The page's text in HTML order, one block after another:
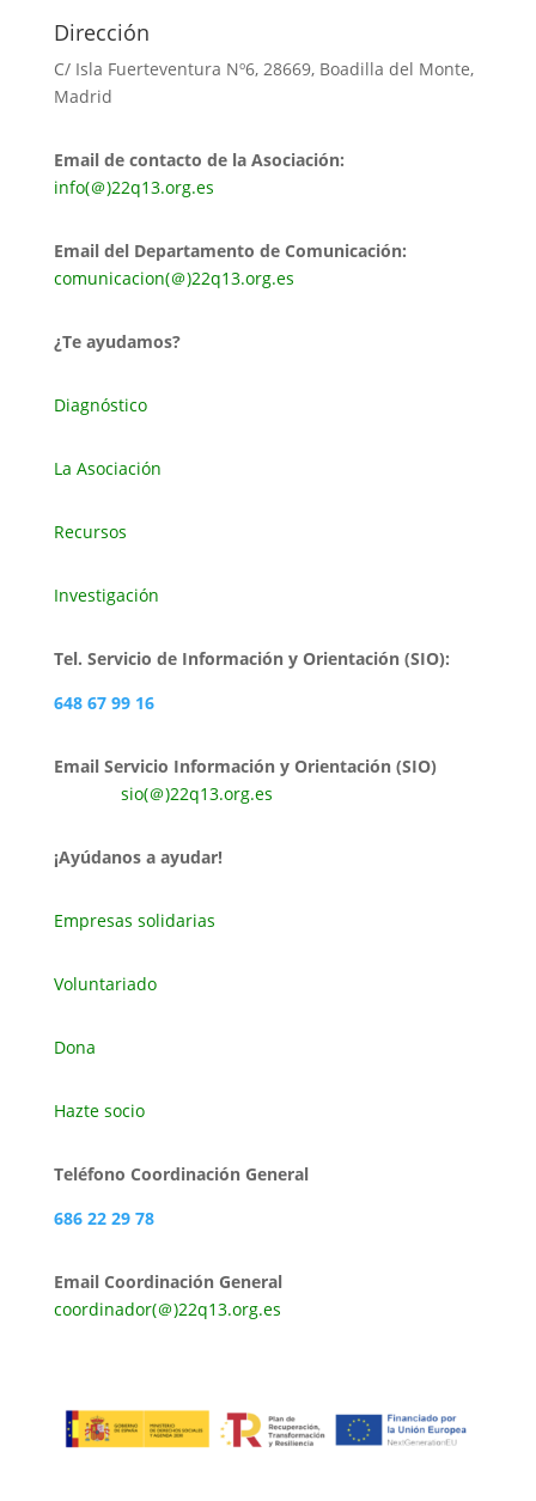
Dirección
C/ Isla Fuerteventura Nº6, 28669, Boadilla del Monte,
Madrid
Email de contacto de la Asociación:
info(＠)22q13.org.es
Email del Departamento de Comunicación:
comunicacion(＠)22q13.org.es
¿Te ayudamos?
Diagnóstico
La Asociación
Recursos
Investigación
Tel. Servicio de Información y Orientación (SIO):
648 67 99 16
Email Servicio Información y Orientación (SIO)
sio(＠)22q13.org.es
¡Ayúdanos a ayudar!
Empresas solidarias
Voluntariado
Dona
Hazte socio
Teléfono Coordinación General
686 22 29 78
Email Coordinación General
coordinador(＠)22q13.org.es